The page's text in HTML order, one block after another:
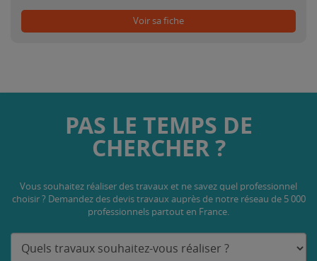
Voir sa fiche
PAS LE TEMPS DE
CHERCHER ?
Vous souhaitez réaliser des travaux et ne savez quel professionnel
choisir ? Demandez des devis travaux auprès de notre réseau de 5 000
professionnels partout en France.